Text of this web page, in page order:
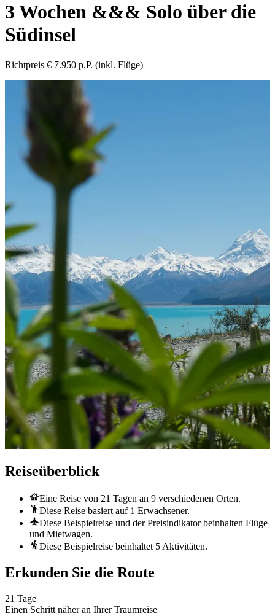
3 Wochen &&& Solo über die
Südinsel
Richtpreis € 7.950 p.P. (inkl. Flüge)
Reiseüberblick
Eine Reise von 21 Tagen an 9 verschiedenen Orten.
Diese Reise basiert auf 1 Erwachsener.
Diese Beispielreise und der Preisindikator beinhalten Flüge
und Mietwagen.
Diese Beispielreise beinhaltet 5 Aktivitäten.
Erkunden Sie die Route
21 Tage
Einen Schritt näher an Ihrer Traumreise